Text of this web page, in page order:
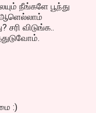
நீங்களே பூந்து
ஆளெல்லாம்
விடுங்க..
:)